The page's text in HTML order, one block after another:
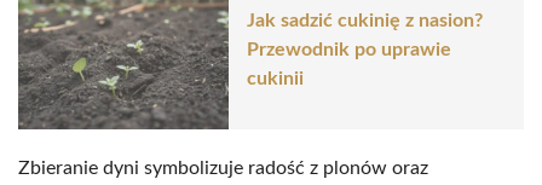
Jak sadzić cukinię z nasion?
Przewodnik po uprawie
cukinii
Zbieranie dyni symbolizuje radość z plonów oraz